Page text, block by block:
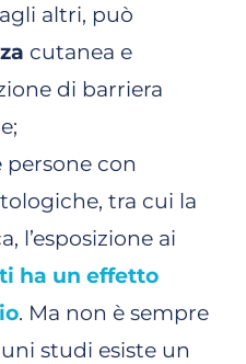
altri, può
cutanea e
di barriera
persone con
tra cui la
l’esposizione ai
ha un effetto
. Ma non è sempre
studi esiste un